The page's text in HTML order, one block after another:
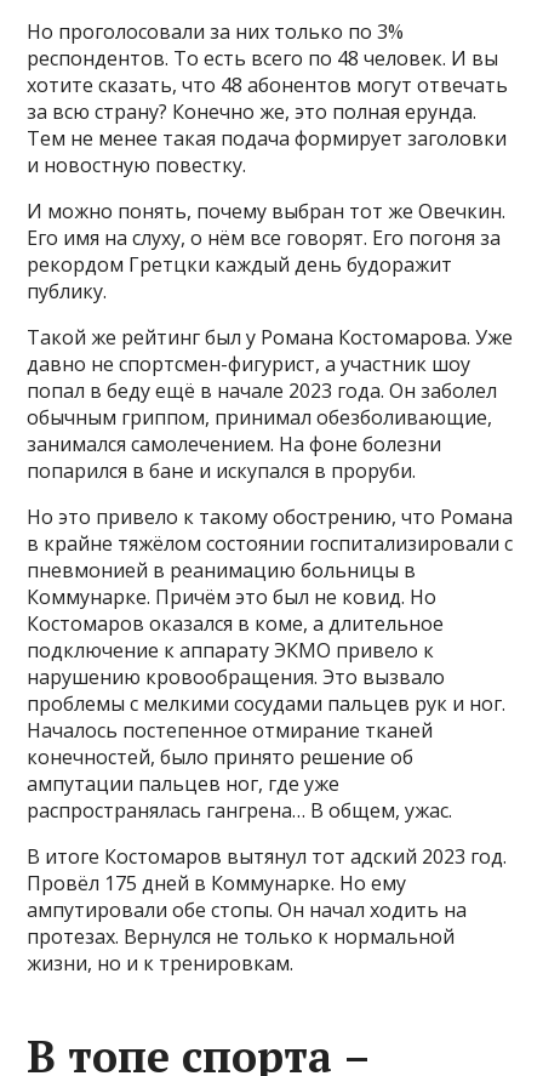
Но проголосовали за них только по 3%
респондентов. То есть всего по 48 человек. И вы
хотите сказать, что 48 абонентов могут отвечать
за всю страну? Конечно же, это полная ерунда.
Тем не менее такая подача формирует заголовки
и новостную повестку.
И можно понять, почему выбран тот же Овечкин.
Его имя на слуху, о нём все говорят. Его погоня за
рекордом Гретцки каждый день будоражит
публику.
Такой же рейтинг был у Романа Костомарова. Уже
давно не спортсмен-фигурист, а участник шоу
попал в беду ещё в начале 2023 года. Он заболел
обычным гриппом, принимал обезболивающие,
занимался самолечением. На фоне болезни
попарился в бане и искупался в проруби.
Но это привело к такому обострению, что Романа
в крайне тяжёлом состоянии госпитализировали с
пневмонией в реанимацию больницы в
Коммунарке. Причём это был не ковид. Но
Костомаров оказался в коме, а длительное
подключение к аппарату ЭКМО привело к
нарушению кровообращения. Это вызвало
проблемы с мелкими сосудами пальцев рук и ног.
Началось постепенное отмирание тканей
конечностей, было принято решение об
ампутации пальцев ног, где уже
распространялась гангрена… В общем, ужас.
В итоге Костомаров вытянул тот адский 2023 год.
Провёл 175 дней в Коммунарке. Но ему
ампутировали обе стопы. Он начал ходить на
протезах. Вернулся не только к нормальной
жизни, но и к тренировкам.
В топе спорта –